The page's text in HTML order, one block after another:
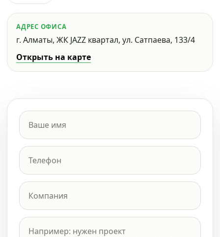
АДРЕС ОФИСА
г. Алматы, ЖК JAZZ квартал, ул. Сатпаева, 133/4
Открыть на карте